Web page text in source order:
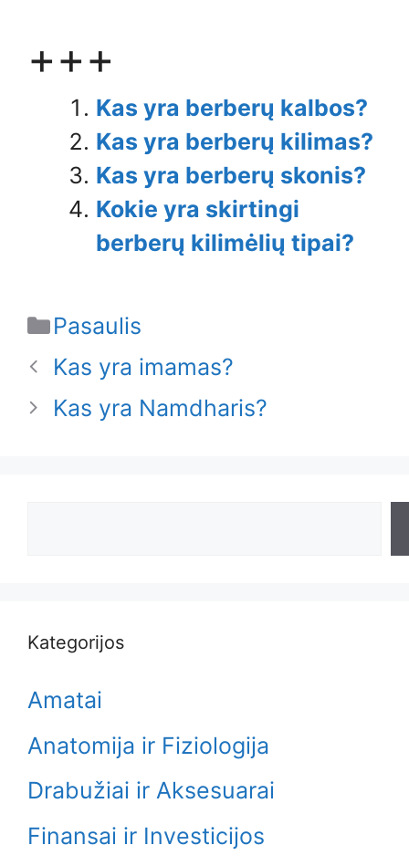
+++
Kas yra berberų kalbos?
Kas yra berberų kilimas?
Kas yra berberų skonis?
Kokie yra skirtingi
berberų kilimėlių tipai?
Categories
Pasaulis
Kas yra imamas?
Kas yra Namdharis?
Kategorijos
Amatai
Anatomija ir Fiziologija
Drabužiai ir Aksesuarai
Finansai ir Investicijos